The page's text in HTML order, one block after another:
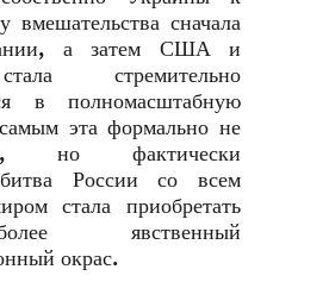
вмешательства сначала
а затем США и
стремительно
в полномасштабную
эта формально не
но фактически
России со всем
стала приобретать
явственный
окрас.